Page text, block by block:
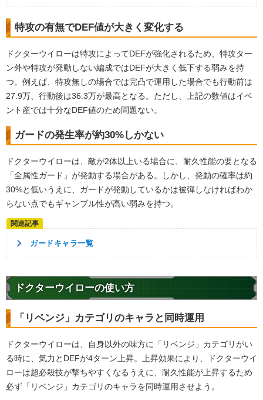
特攻の有無でDEF値が大きく変化する
ドクターウイローは特攻によってDEFが強化されるため、特攻ター
ン外や特攻が発動しない編成ではDEFが大きく低下する弱みを持
つ。例えば、特攻無しの場合では完凸で運用した場合でも行動前は
27.9万、行動後は36.3万が最高となる。ただし、上記の数値はイベ
ント産では十分なDEF値のため問題ない。
ガードの発生率が約30%しかない
ドクターウイローは、敵が2体以上いる場合に、耐久性能の要となる
「全属性ガード」が発動する場合がある。しかし、発動の確率は約
30%と低いうえに、ガードが発動しているかは被弾しなければわか
らない点でもギャンブル性が高い弱みを持つ。
ガードキャラ一覧
ドクターウイローの使い方
「リベンジ」カテゴリのキャラと同時運用
ドクターウイローは、自身以外の味方に「リベンジ」カテゴリがい
る時に、気力とDEFが4ターン上昇。上昇効果により、ドクターウイ
ローは超必殺技が撃ちやすくなるうえに、耐久性能が上昇するため
必ず「リベンジ」カテゴリのキャラを同時運用させよう。